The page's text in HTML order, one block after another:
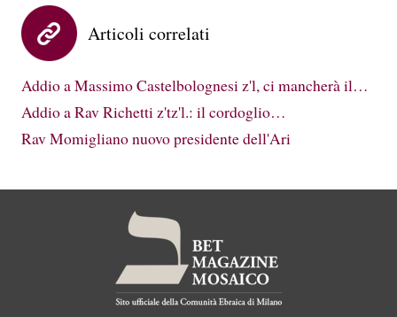
Articoli correlati
Addio a Massimo Castelbolognesi z'l, ci mancherà il…
Addio a Rav Richetti z'tz'l.: il cordoglio…
Rav Momigliano nuovo presidente dell'Ari